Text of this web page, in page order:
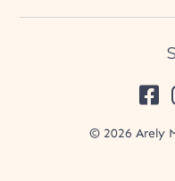
© 2026 Arely